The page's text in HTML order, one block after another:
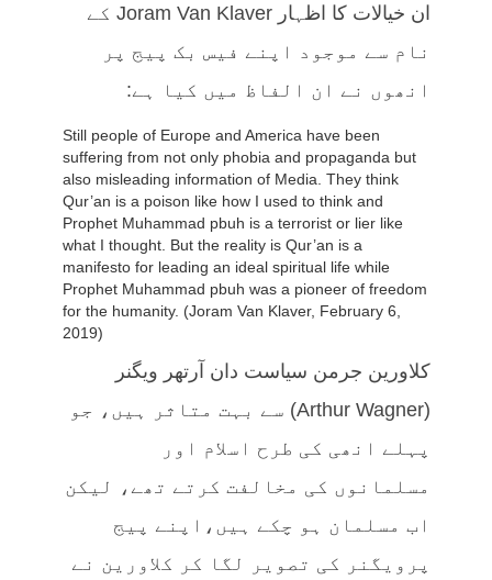
ان خیالات کا اظہار Joram Van Klaver کے
نام سے موجود اپنے فیس بک پیج پر
انھوں نے ان الفاظ میں کیا ہے:
Still people of Europe and America have been
suffering from not only phobia and propaganda but
also misleading information of Media. They think
Qur’an is a poison like how I used to think and
Prophet Muhammad pbuh is a terrorist or lier like
what I thought. But the reality is Qur’an is a
manifesto for leading an ideal spiritual life while
Prophet Muhammad pbuh was a pioneer of freedom
for the humanity. (Joram Van Klaver, February 6,
2019)
کلاورین جرمن سیاست دان آرتھر ویگنر
(Arthur Wagner) سے بہت متاثر ہیں، جو
پہلے انھی کی طرح اسلام اور
مسلمانوں کی مخالفت کرتے تھے، لیکن
اب مسلمان ہو چکے ہیں،اپنے پیج
پرویگنر کی تصویر لگا کر کلاورین نے